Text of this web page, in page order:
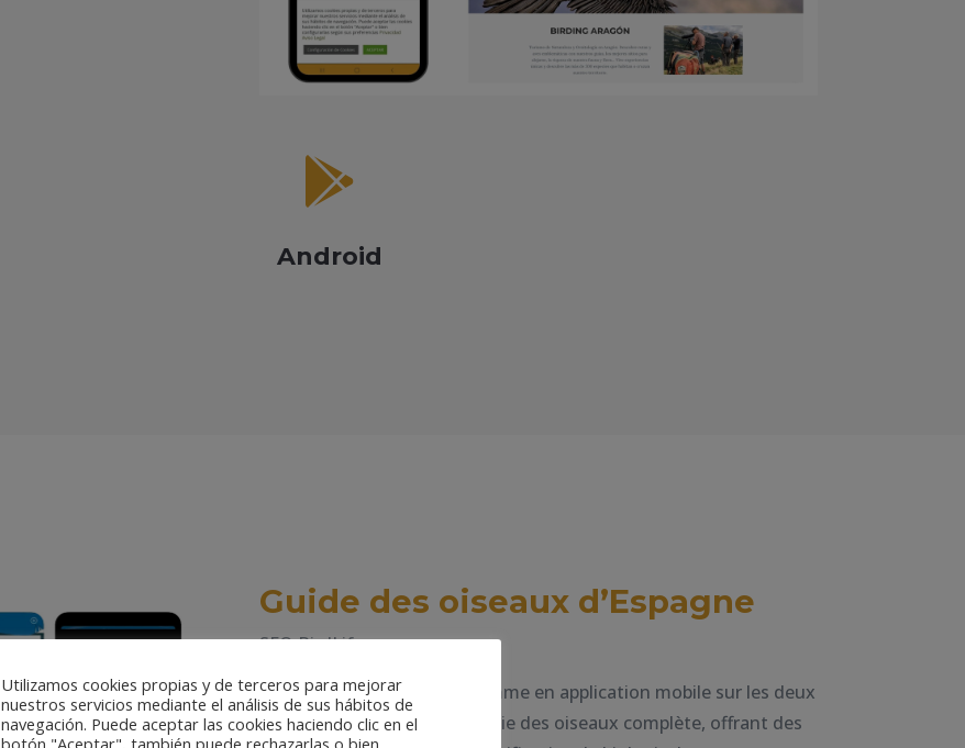

Android
Guide des oiseaux d’Espagne
SEO BirdLife
Disponible en version PC comme en application mobile sur les deux
plateformes. Une encyclopédie des oiseaux complète, offrant des
Utilizamos cookies propias y de terceros para mejorar
nuestros servicios mediante el análisis de sus hábitos de
navegación. Puede aceptar las cookies haciendo clic en el
botón "Aceptar", también puede rechazarlas o bien